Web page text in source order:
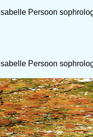
Isabelle Persoon
Isabelle Persoon